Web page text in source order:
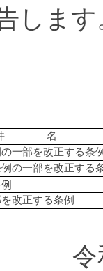
します
名
一部を改正する条
の一部を改正する
改正する条例